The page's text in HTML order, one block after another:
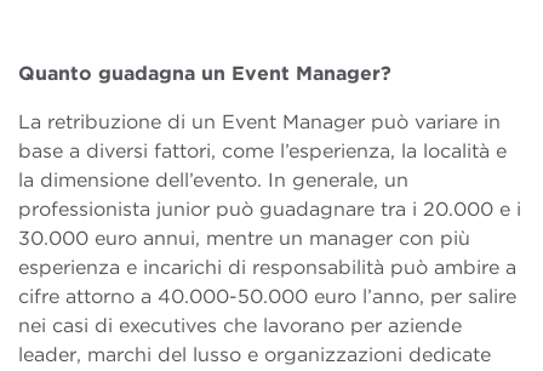
Quanto guadagna un Event Manager?
La retribuzione di un Event Manager può variare in
base a diversi fattori, come l’esperienza, la località e
la dimensione dell’evento. In generale, un
professionista junior può guadagnare tra i 20.000 e i
30.000 euro annui, mentre un manager con più
esperienza e incarichi di responsabilità può ambire a
cifre attorno a 40.000-50.000 euro l’anno, per salire
nei casi di executives che lavorano per aziende
leader, marchi del lusso e organizzazioni dedicate